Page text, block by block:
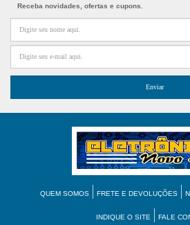
Receba novidades, ofertas e cupons.
QUEM SOMOS FRETE E DEVOLUÇÕES
INDIQUE O SITE FALE